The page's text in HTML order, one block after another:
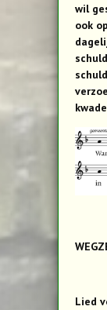
wil
ook
Lied